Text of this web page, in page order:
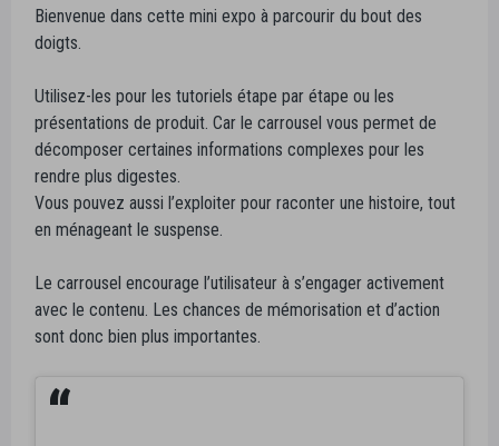
Bienvenue dans cette mini expo à parcourir du bout des
doigts.
Utilisez-les pour les tutoriels étape par étape ou les
présentations de produit. Car le carrousel vous permet de
décomposer certaines informations complexes pour les
rendre plus digestes.
Vous pouvez aussi l’exploiter pour raconter une histoire, tout
en ménageant le suspense.
Le carrousel encourage l’utilisateur à s’engager activement
avec le contenu. Les chances de mémorisation et d’action
sont donc bien plus importantes.